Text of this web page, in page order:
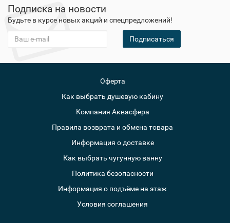
Подписка на новости
Будьте в курсе новых акций и спецпредложений!
Подписаться
Оферта
Как выбрать душевую кабину
Компания Аквасфера
Правила возврата и обмена товара
Информация о доставке
Как выбрать чугунную ванну
Политика безопасности
Информация о подъёме на этаж
Условия соглашения